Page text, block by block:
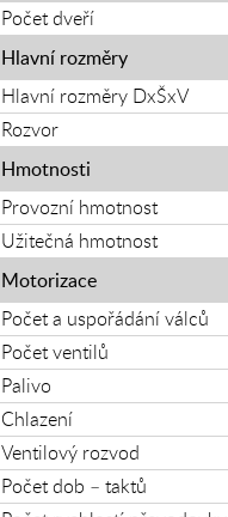
Počet dveří
Hlavní rozměry
Hlavní rozměry DxŠxV
Rozvor
Hmotnosti
Provozní hmotnost
Užitečná hmotnost
Motorizace
Počet a uspořádání válců
Počet ventilů
Palivo
Chlazení
Ventilový rozvod
Počet dob – taktů